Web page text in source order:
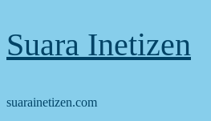
Suara Inetizen
suarainetizen.com